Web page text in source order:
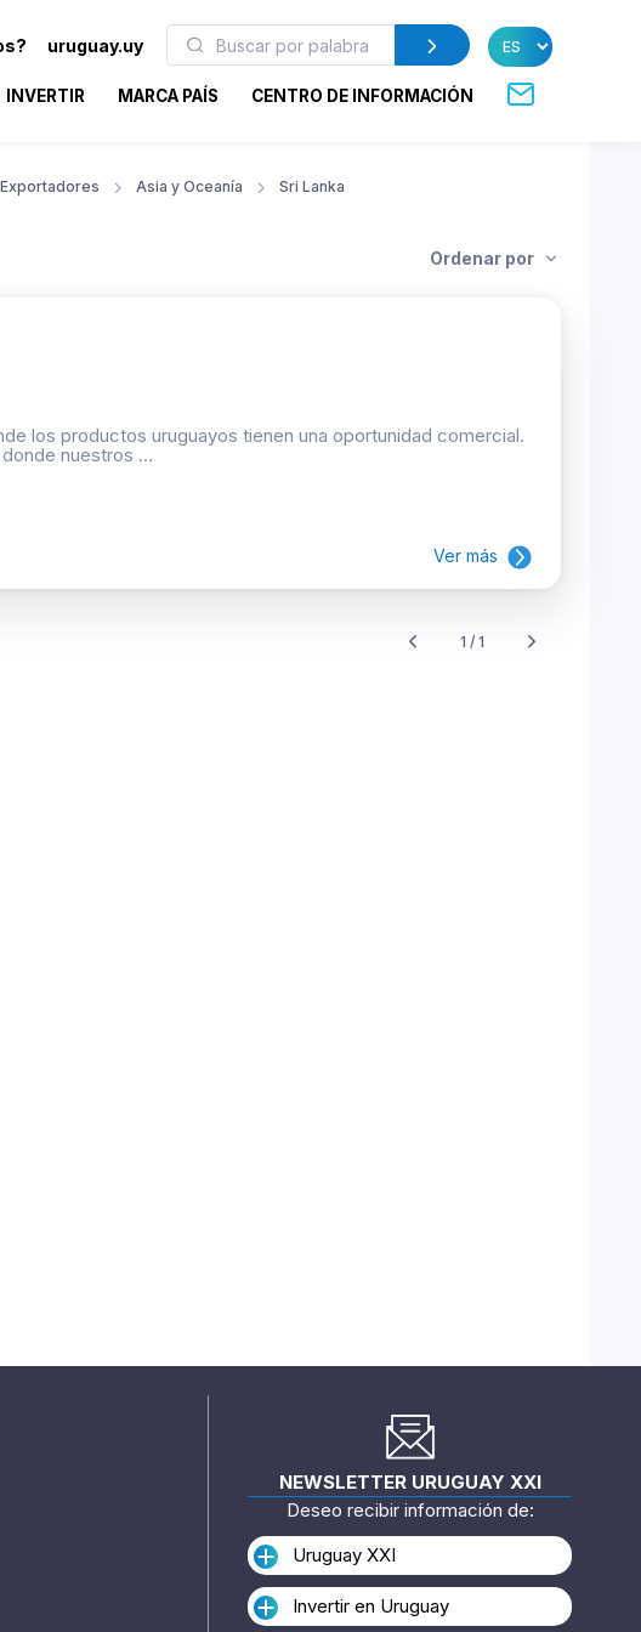
uruguay.uy
INVERTIR MARCA PAÍS CENTRO DE INFORMACIÓN
Exportadores Asia y Oceanía
Sri Lanka
Ordenar por
los productos uruguayos tienen una oportunidad comercial.
nuestros ...
Ver más
1 / 1
NEWSLETTER URUGUAY XXI
Deseo recibir información de:
Uruguay XXI
Invertir en Uruguay